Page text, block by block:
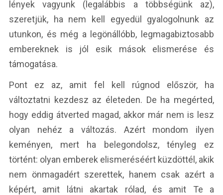
lények vagyunk (legalábbis a többségünk az),
szeretjük, ha nem kell egyedül gyalogolnunk az
utunkon, és még a legönállóbb, legmagabiztosabb
embereknek is jól esik mások elismerése és
támogatása.
Pont ez az, amit fel kell rúgnod először, ha
változtatni kezdesz az életeden. De ha megérted,
hogy eddig átverted magad, akkor már nem is lesz
olyan nehéz a változás. Azért mondom ilyen
keményen, mert ha belegondolsz, tényleg ez
történt: olyan emberek elismeréséért küzdöttél, akik
nem önmagadért szerettek, hanem csak azért a
képért, amit látni akartak rólad, és amit Te a